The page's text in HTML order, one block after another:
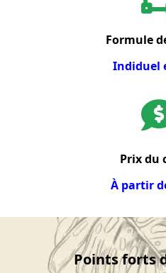
Formule
Indiduel
Prix du
À partir
Points forts